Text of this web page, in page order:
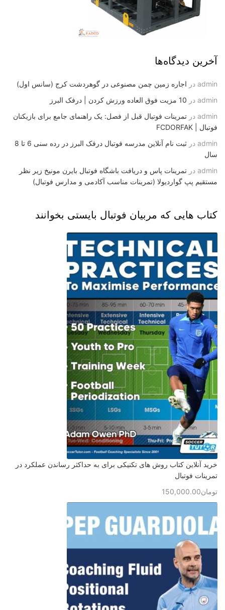
آخرین دیدگاه‌ها
admin در اجاره زمین چمن مصنوعی در گوهردشت کرج (سانس اول)
admin در 10 مزیت فوق العاده ورزش کردن | درفک البرز
admin در تمرینات فوتبال قبل از فصل: یک راهنمای جامع برای بازیکنان
فوتبال | FCDORFAK
admin در
ثبت نام آنلاین مدرسه فوتبال درفک البرز در رده سنی 6 تا 8
سال
admin در تمرینات پاس و دریافت باشگاه فوتبال بایرن مونیخ زیر نظر
مستقیم پپ گواردیولا (تمرینات مناسب آکادمی و مدارس فوتبال)
کتاب هایی که مربیان فوتبال بایستی بخوانند
خرید آنلاین کتاب روش های تکنیکی برای به حداکثر رساندن عملکرد در
تمرینات فوتبال
تومان150,000.00